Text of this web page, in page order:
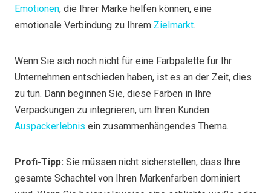
Emotionen, die Ihrer Marke helfen können, eine
emotionale Verbindung zu Ihrem Zielmarkt.
Wenn Sie sich noch nicht für eine Farbpalette für Ihr
Unternehmen entschieden haben, ist es an der Zeit, dies
zu tun. Dann beginnen Sie, diese Farben in Ihre
Verpackungen zu integrieren, um Ihren Kunden
Auspackerlebnis ein zusammenhängendes Thema.
Profi-Tipp: Sie müssen nicht sicherstellen, dass Ihre
gesamte Schachtel von Ihren Markenfarben dominiert